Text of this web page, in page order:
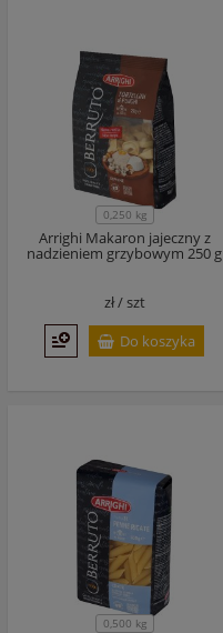
0,250 kg
Arrighi Makaron jajeczny z
nadzieniem grzybowym 250 g
zł /szt
Do koszyka
0,500 kg